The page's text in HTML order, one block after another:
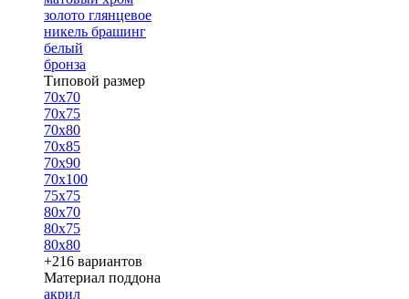
золото глянцевое
никель брашинг
белый
бронза
Типовой размер
70х70
70х75
70х80
70х85
70х90
70х100
75х75
80х70
80х75
80х80
+216 вариантов
Материал поддона
акрил